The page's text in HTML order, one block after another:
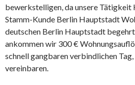
bewerkstelligen, da unsere Tätigkeit
Stamm-Kunde Berlin Hauptstadt
deutschen Berlin Hauptstadt
ankommen wir 300 €
schnell gangbaren verbindlichen
vereinbaren.